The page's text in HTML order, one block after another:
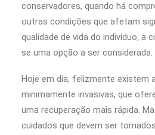
conservadores, quando há
outras condições que afetam
qualidade de vida do indivíduo, a
se uma opção a ser considerada.
Hoje em dia, felizmente existem
minimamente invasivas, que
uma recuperação mais rápida.
cuidados que devem ser